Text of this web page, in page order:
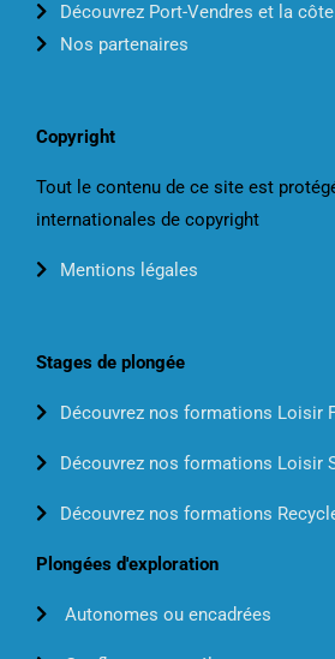
Découvrez Port-Vendres et la
Nos partenaires
Copyright
Tout le contenu de ce site est
internationales de copyright
Mentions légales
Stages de plongée
Découvrez nos formations Loisir
Découvrez nos formations Loisir
Découvrez nos formations
Plongées d'exploration
Autonomes ou encadrées